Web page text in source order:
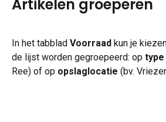
Artikelen groeperen
In het tabblad Voorraad kun je
de lijst worden gegroepeerd: op type
Ree) of op opslaglocatie (bv.